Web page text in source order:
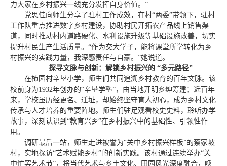
力大家在乡村振兴一线充分发挥自身价值。”
党思佳向师生分享了驻村工作成效，在村“两委”带领下，驻村
工作队重点推进数字乡村建设，协助村民开拓农产品线上销售渠
道，同时推动村内道路硬化、水利设施升级等基础设施改善，切实
提升村民生产生活质量。“作为交大学子，能将课堂所学转化为乡
村振兴的实践力量，我深感责任与自豪。”她说道。
探寻文脉与创新：解锁乡村振兴的 “多元路径”
在柿园村辛垦小学，师生们共同追溯乡村教育的百年文脉。该
校前身为1932年创办的“辛垦学塾”，由当地开明乡绅筹建；近百年
来，学校虽历经更名、迁址，却始终坚守育人初心，成为乡村文化
传承与人才培养的重要阵地。师生们驻足观看校史史料，聆听办学
故事，深刻认识到“教育兴乡”在乡村振兴中的基础性、引领性作
用。
调研最后一站，师生走进被誉为“关中乡村振兴样板”的蔡家坡
村，实地探访“艺术赋能乡村”的创新实践。该村通过连续举办“关
中忙罢艺术节”，将当代艺术与乡土文化、田园风光深度融合，唤